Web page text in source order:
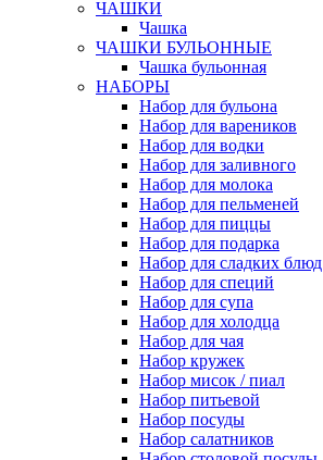
ЧАШКИ
Чашка
ЧАШКИ БУЛЬОННЫЕ
Чашка бульонная
НАБОРЫ
Набор для бульона
Набор для вареников
Набор для водки
Набор для заливного
Набор для молока
Набор для пельменей
Набор для пиццы
Набор для подарка
Набор для сладких блюд
Набор для специй
Набор для супа
Набор для холодца
Набор для чая
Набор кружек
Набор мисок / пиал
Набор питьевой
Набор посуды
Набор салатников